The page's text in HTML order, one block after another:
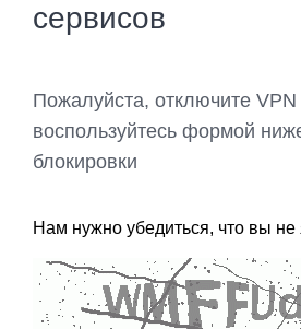
сервисов
Пожалуйста, отключите VPN
воспользуйтесь формой
блокировки
Нам нужно убедиться, что вы не